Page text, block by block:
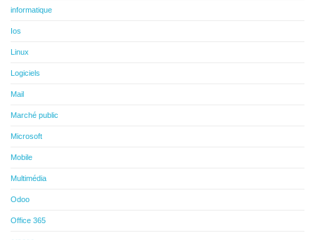
informatique
Ios
Linux
Logiciels
Mail
Marché public
Microsoft
Mobile
Multimédia
Odoo
Office 365